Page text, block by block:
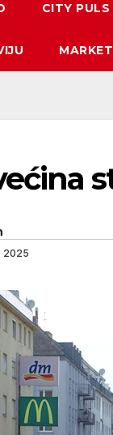
CITY PULS
2025